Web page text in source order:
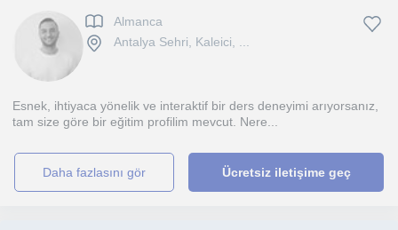
Almanca
Antalya Sehri, Kaleici, ...
Esnek, ihtiyaca yönelik ve interaktif bir ders deneyimi arıyorsanız,
tam size göre bir eğitim profilim mevcut. Nere...
daha fazlasını gör Ücretsiz iletişime geç